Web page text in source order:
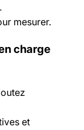
mesurer.
charge
et